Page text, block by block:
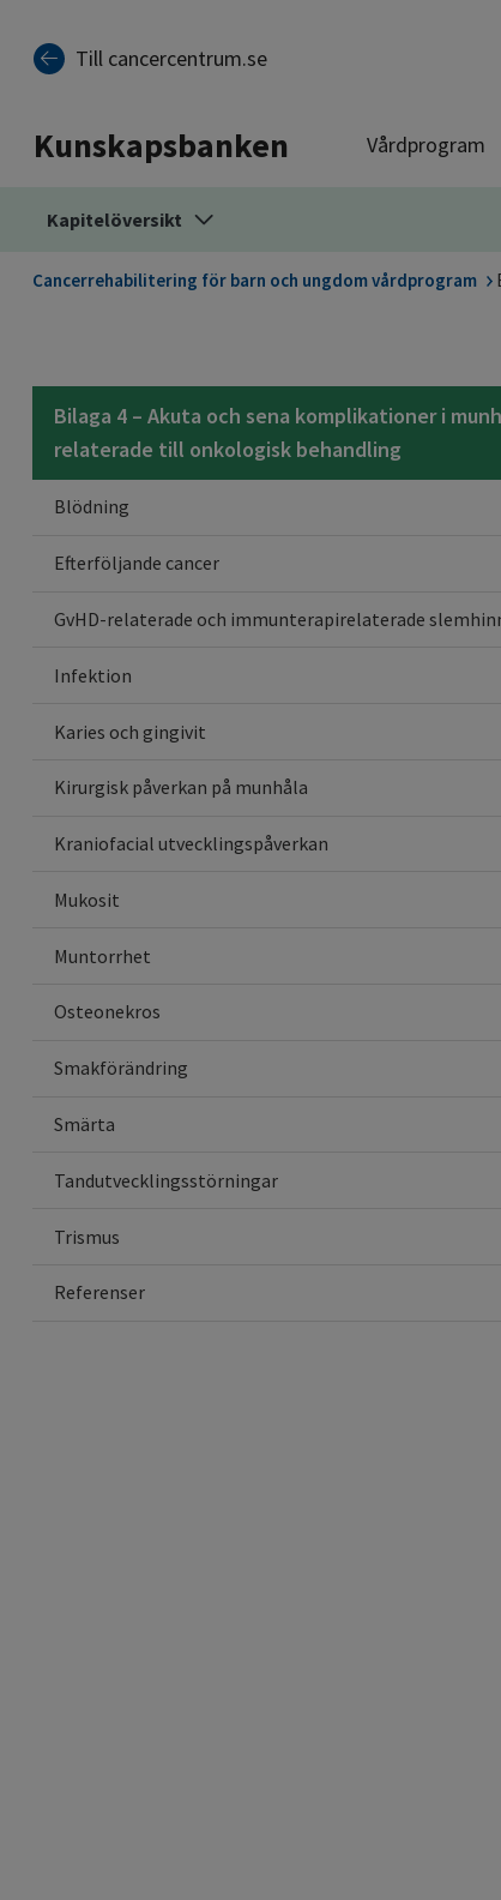
Till cancercentrum.se
Kunskapsbanken Vårdprogram
Kapitelöversikt
Cancerrehabilitering för barn och ungdom vårdprogram
Bilaga 4 – Akuta och sena komplikationer i
relaterade till onkologisk behandling
Blödning
Efterföljande cancer
GvHD-relaterade och immunterapirelaterade
Infektion
Karies och gingivit
Kirurgisk påverkan på munhåla
Kraniofacial utvecklingspåverkan
Mukosit
Muntorrhet
Osteonekros
Smakförändring
Smärta
Tandutvecklingsstörningar
Trismus
Referenser